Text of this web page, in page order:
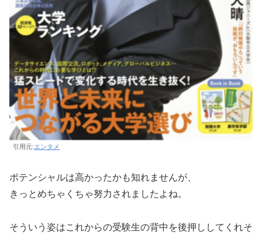
引用元:エンタメ
ポテンシャルは高かったかも知れませんが、
きっとめちゃくちゃ努力されましたよね。
そういう姿はこれからの受験生の背中を後押ししてくれそ